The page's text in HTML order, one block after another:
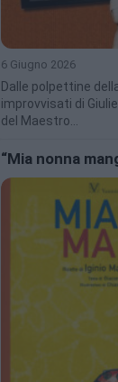
6 Giugno 2026
Dalle polpettine
improvvisati di
del Maestro…
“Mia nonna